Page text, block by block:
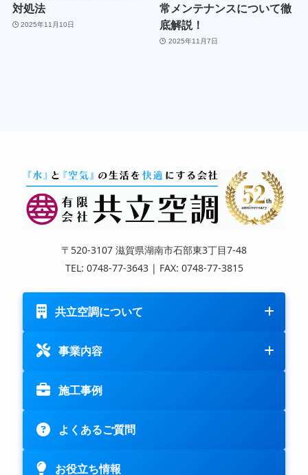
対処法
2025年11月10日
常メンテナンスについて徹
底解説！
2025年11月7日
〒520-3107 滋賀県湖南市石部東3丁目7-48
TEL: 0748-77-3643 | FAX: 0748-77-3815
共立空調について
事業内容
施工事例
よくあるご質問
お役立ち情報